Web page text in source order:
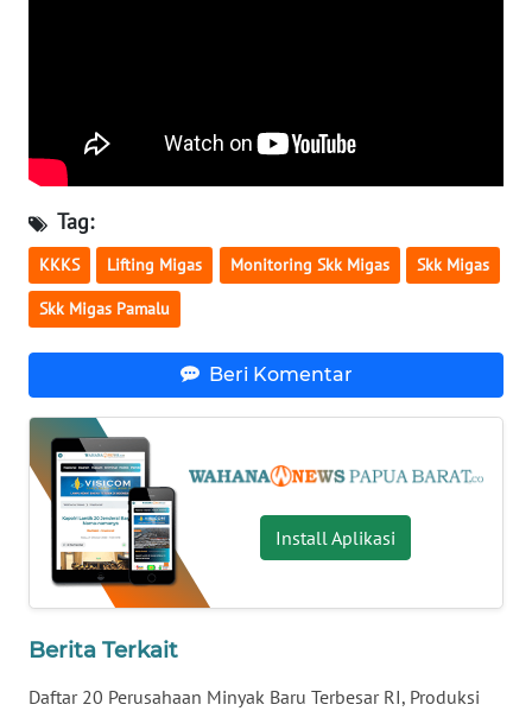
Tag:
KKKS Lifting Migas Monitoring Skk Migas Skk Migas
Skk Migas Pamalu
Beri Komentar
Install Aplikasi
Berita Terkait
Daftar 20 Perusahaan Minyak Baru Terbesar RI, Produksi
WN
LAMPUNG
WN
JATENG
WN
NUSANTARA
JOGJA
WN
JATIM
WN
BALI
KALBAR